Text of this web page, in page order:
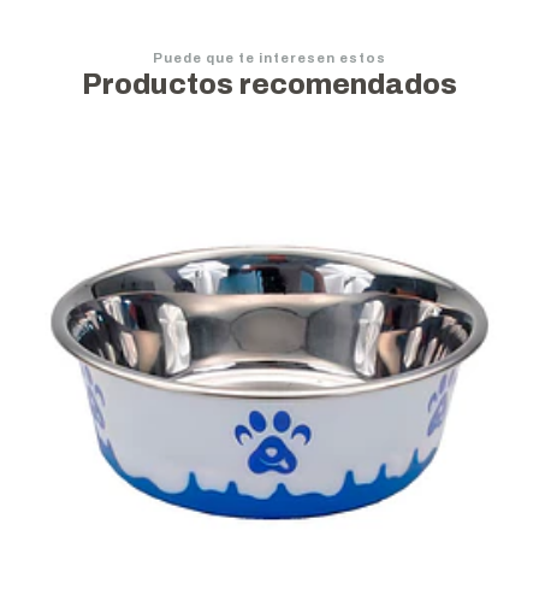
Puede que te interesen estos
Productos recomendados